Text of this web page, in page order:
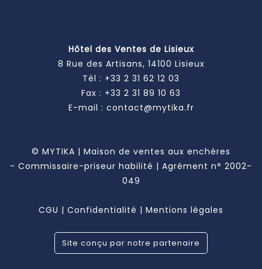
Hôtel des Ventes de Lisieux
8 Rue des Artisans, 14100 Lisieux
Tél : +33 2 31 62 12 03
Fax : +33 2 31 89 10 63
E-mail : contact@mytika.fr
© MYTIKA | Maison de ventes aux enchères
- Commissaire-priseur habilité | Agrément n° 2002-
049
CGU | Confidentialité | Mentions légales
Site conçu par notre partenaire